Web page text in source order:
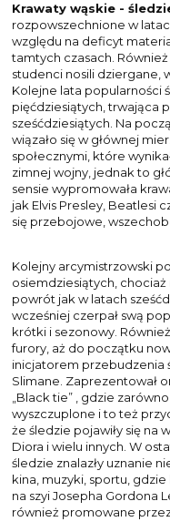
Krawaty wąskie -
rozpowszechnione w
względu na deficyt
tamtych czasach.
studenci nosili dziergane,
Kolejne lata popularności
pięćdziesiątych, trwająca
sześćdziesiątych. Na
wiązało się w głównej
społecznymi, które
zimnej wojny, jednak to
sensie wypromowała
jak Elvis Presley, Beatlesi
się przebojowe,
Kolejny arcymistrzowski
osiemdziesiątych,
powrót jak w latach
wcześniej czerpał swą
krótki i sezonowy.
furory, aż do początku
inicjatorem przebudzenia
Slimane. Zaprezentował
„Black tie” , gdzie
wyszczuplone i to też
że śledzie pojawiły się na
Diora i wielu innych. W
śledzie znalazły uznanie
kina, muzyki, sportu,
na szyi Josepha Gordona
również promowane